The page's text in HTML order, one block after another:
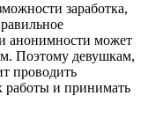
заработка,
анонимности может
Поэтому девушкам,
проводить
работы и принимать